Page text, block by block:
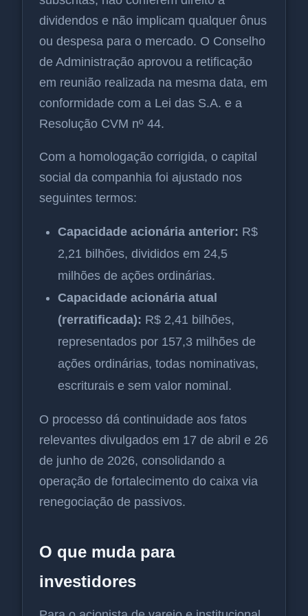
dividendos e não implicam qualquer ônus
ou despesa para o mercado. O Conselho
de Administração aprovou a retificação
em reunião realizada na mesma data, em
conformidade com a Lei das S.A. e a
Resolução CVM nº 44.
Com a homologação corrigida, o capital
social da companhia foi ajustado nos
seguintes termos:
Capacidade acionária anterior: R$
2,21 bilhões, divididos em 24,5
milhões de ações ordinárias.
Capacidade acionária atual
(rerratificada): R$ 2,41 bilhões,
representados por 157,3 milhões de
ações ordinárias, todas nominativas,
escriturais e sem valor nominal.
O processo dá continuidade aos fatos
relevantes divulgados em 17 de abril e 26
de junho de 2026, consolidando a
operação de fortalecimento do caixa via
renegociação de passivos.
O que muda para
investidores